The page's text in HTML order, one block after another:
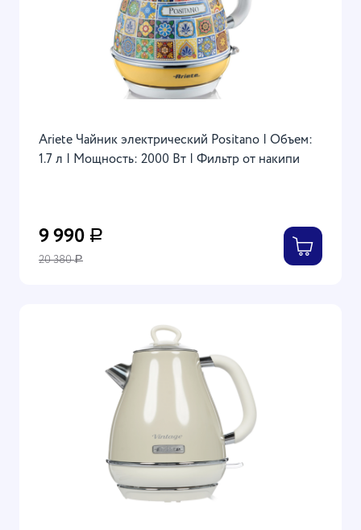
Ariete Чайник электрический Positano | Объем:
1.7 л | Мощность: 2000 Вт | Фильтр от накипи
9 990 Р
20 380Р